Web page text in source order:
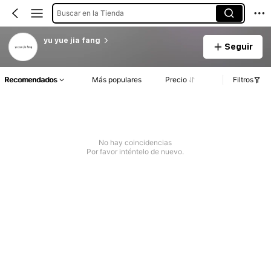
Buscar en la Tienda
yu yue jia fang
Seguir
Recomendados Más populares Precio Filtros
No hay coincidencias
Por favor inténtelo de nuevo.